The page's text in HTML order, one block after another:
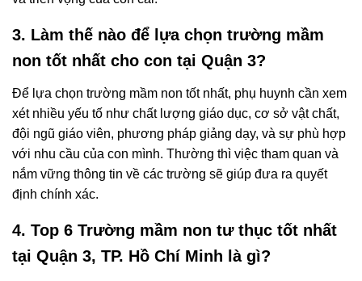
3. Làm thế nào để lựa chọn trường mầm
non tốt nhất cho con tại Quận 3?
Để lựa chọn trường mầm non tốt nhất, phụ huynh cần xem
xét nhiều yếu tố như chất lượng giáo dục, cơ sở vật chất,
đội ngũ giáo viên, phương pháp giảng dạy, và sự phù hợp
với nhu cầu của con mình. Thường thì việc tham quan và
nắm vững thông tin về các trường sẽ giúp đưa ra quyết
định chính xác.
4. Top 6 Trường mầm non tư thục tốt nhất
tại Quận 3, TP. Hồ Chí Minh là gì?